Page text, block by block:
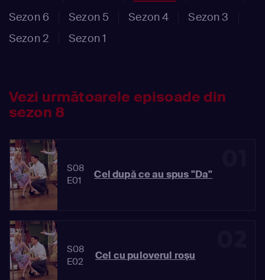
Sezon 6
Sezon 5 Sezon 4
Sezon 3
Sezon 2
Sezon 1
Vezi următoarele episoade din
sezon 8
S08
E01
Cel după ce au spus "Da"
S08
E02
Cel cu puloverul roşu